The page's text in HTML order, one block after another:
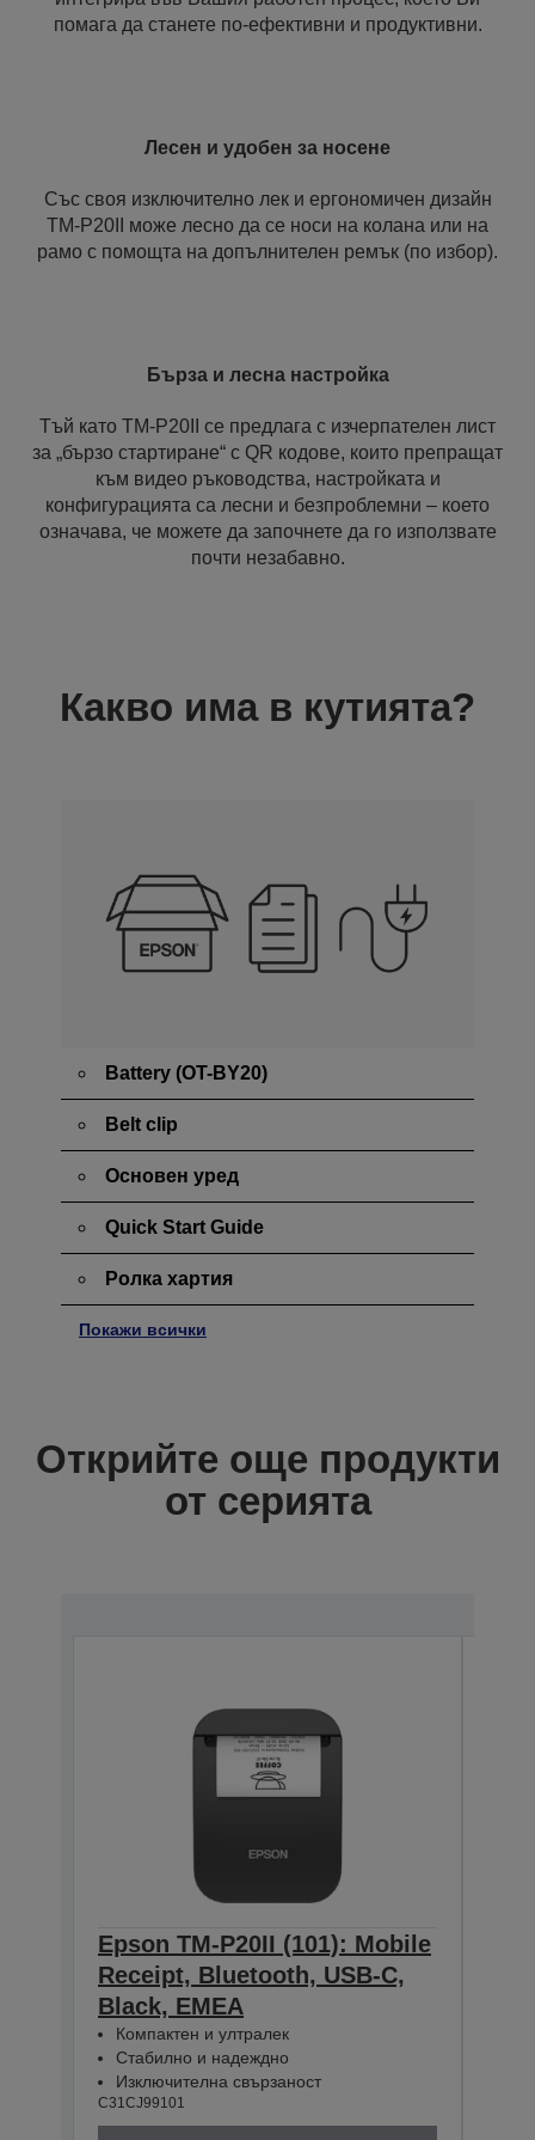
помага да станете по-ефективни и продуктивни.
Лесен и удобен за носене
Със своя изключително лек и ергономичен дизайн
TM-P20II може лесно да се носи на колана или на
рамо с помощта на допълнителен ремък (по избор).
Бърза и лесна настройка
Тъй като TM-P20II се предлага с изчерпателен лист
за „бързо стартиране“ с QR кодове, които препращат
към видео ръководства, настройката и
конфигурацията са лесни и безпроблемни – което
означава, че можете да започнете да го използвате
почти незабавно.
Какво има в кутията?
Battery (OT-BY20)
Belt clip
Основен уред
Quick Start Guide
Ролка хартия
Покажи всички
Открийте още продукти
от серията
Epson TM-P20II (101): Mobile
Receipt, Bluetooth, USB-C,
Black, EMEA
Компактен и ултралек
Стабилно и надеждно
Изключителна свързаност
C31CJ99101